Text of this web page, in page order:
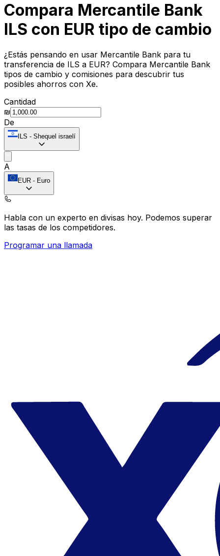
Compara Mercantile Bank
ILS con EUR tipo de cambio
¿Estás pensando en usar Mercantile Bank para tu
transferencia de ILS a EUR? Compara Mercantile Bank
tipos de cambio y comisiones para descubrir tus
posibles ahorros con Xe.
Cantidad
₪
De
ILS - Shequel israelí
A
EUR - Euro
Habla con un experto en divisas hoy. Podemos superar
las tasas de los competidores.
Programar una llamada